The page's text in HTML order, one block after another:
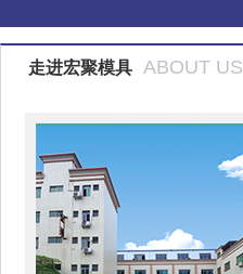
走进宏聚模具 ABOUT US